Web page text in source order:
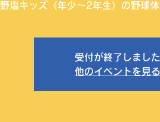
野塩キッズ（年少〜2年生）の野球体
受付が終了しました
他のイベントを見る